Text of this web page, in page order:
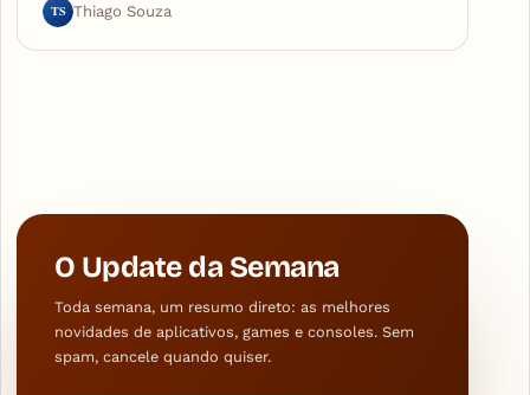
TS Thiago Souza
O Update da Semana
Toda semana, um resumo direto: as melhores
novidades de aplicativos, games e consoles. Sem
spam, cancele quando quiser.